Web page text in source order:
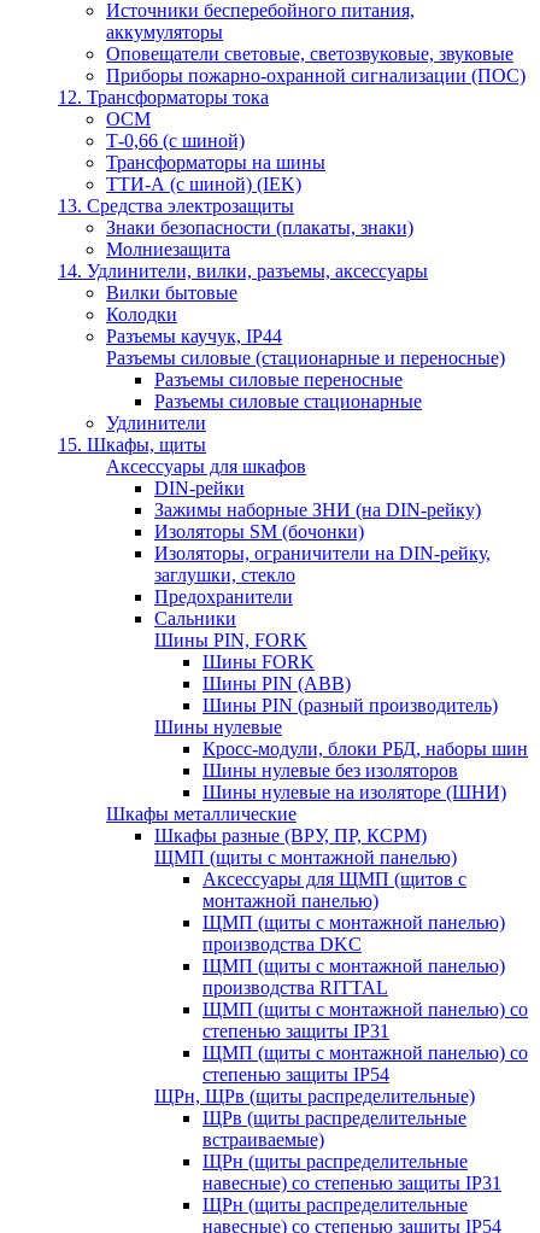
Источники бесперебойного питания,
аккумуляторы
Оповещатели световые, светозвуковые, звуковые
Приборы пожарно-охранной сигнализации (ПОС)
12. Трансформаторы тока
ОСМ
Т-0,66 (с шиной)
Трансформаторы на шины
ТТИ-А (с шиной) (IEK)
13. Средства электрозащиты
Знаки безопасности (плакаты, знаки)
Молниезащита
14. Удлинители, вилки, разъемы, аксессуары
Вилки бытовые
Колодки
Разъемы каучук, IP44
Разъемы силовые (стационарные и переносные)
Разъемы силовые переносные
Разъемы силовые стационарные
Удлинители
15. Шкафы, щиты
Аксессуары для шкафов
DIN-рейки
Зажимы наборные ЗНИ (на DIN-рейку)
Изоляторы SM (бочонки)
Изоляторы, ограничители на DIN-рейку,
заглушки, стекло
Предохранители
Сальники
Шины PIN, FORK
Шины FORK
Шины PIN (АВВ)
Шины PIN (разный производитель)
Шины нулевые
Кросс-модули, блоки РБД, наборы шин
Шины нулевые без изоляторов
Шины нулевые на изоляторе (ШНИ)
Шкафы металлические
Шкафы разные (ВРУ, ПР, КСРМ)
ЩМП (щиты с монтажной панелью)
Аксессуары для ЩМП (щитов с
монтажной панелью)
ЩМП (щиты с монтажной панелью)
производства DKC
ЩМП (щиты с монтажной панелью)
производства RITTAL
ЩМП (щиты с монтажной панелью) со
степенью защиты IP31
ЩМП (щиты с монтажной панелью) со
степенью защиты IP54
ЩРн, ЩРв (щиты распределительные)
ЩРв (щиты распределительные
встраиваемые)
ЩРн (щиты распределительные
навесные) со степенью защиты IP31
ЩРн (щиты распределительные
навесные) со степенью защиты IP54